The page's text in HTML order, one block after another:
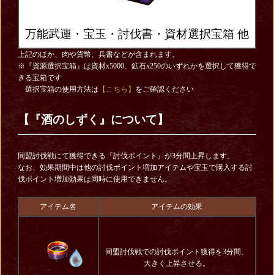
万能武運・宝玉・討伐書・資材選択宝箱 他
上記のほか、肉や貨幣、兵書などが含まれます。
※『資源選択宝箱』は資材x5000、鉱石x250のいずれかを選択して獲得で
きる宝箱です
選択宝箱の使用方法は 【こちら】 をご確認ください
【『酒のしずく』について】
同盟討伐戦にて獲得できる『討伐ポイント』が3分間上昇します。
なお、効果期間中は他の討伐ポイント増加アイテムや宝玉で購入する討
伐ポイント増加効果は同時に使用できません。
アイテム名 アイテムの効果
同盟討伐戦での討伐ポイント獲得を3分間、
大きく上昇させる。